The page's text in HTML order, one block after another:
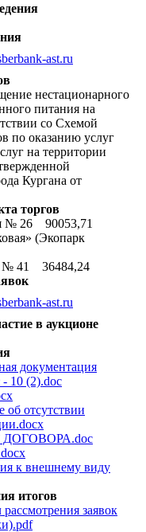
ast.ru
нестационарного
питания на
со Схемой
по оказанию услуг
на территории
Кургана от
торгов
№ 26 90053,71
(Экопарк
№ 41 36484,24
ast.ru
в аукционе
документация
10 (2).doc
об отсутствии
к внешнему виду
итогов
заявок